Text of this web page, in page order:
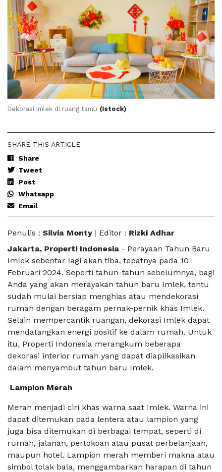
Dekorasi Imlek di ruang tamu (Istock)
SHARE THIS ARTICLE
Share
Tweet
Post
Whatsapp
Email
Penulis : Silvia Monty | Editor : Rizki Adhar
Jakarta, Properti Indonesia - Perayaan Tahun Baru
Imlek sebentar lagi akan tiba, tepatnya pada 10
Februari 2024. Seperti tahun-tahun sebelumnya, bagi
Anda yang akan merayakan tahun baru Imlek, tentu
sudah mulai bersiap menghias atau mendekorasi
rumah dengan beragam pernak-pernik khas Imlek.
Selain mempercantik ruangan, dekorasi Imlek dapat
mendatangkan energi positif ke dalam rumah. Untuk
itu, Properti Indonesia merangkum beberapa
dekorasi interior rumah yang dapat diaplikasikan
dalam menyambut tahun baru Imlek.
Lampion Merah
Merah menjadi ciri khas warna saat Imlek. Warna ini
dapat ditemukan pada lentera atau lampion yang
juga bisa ditemukan di berbagai tempat, seperti di
rumah, jalanan, pertokoan atau pusat perbelanjaan,
maupun hotel. Lampion merah memberi makna atau
simbol tolak bala, menggambarkan harapan di tahun